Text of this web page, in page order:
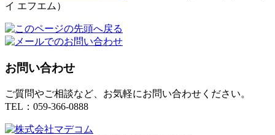
イ エフエム）
お問い合わせ
ご質問やご相談など、お気軽にお問い合わせください。
TEL：059-366-0888